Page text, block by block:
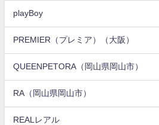
playBoy
PREMIER（プレミア）（大阪）
QUEENPETORA（岡山県岡山市）
RA（岡山県岡山市）
REALレアル